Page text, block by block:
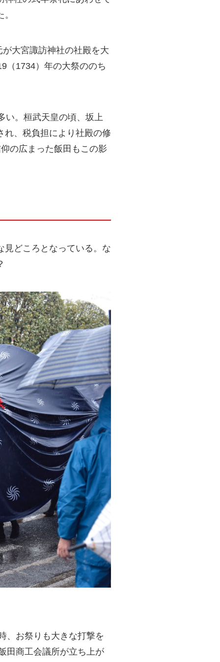
大宮諏訪神社の社殿を大
（1734）年の大祭ののち
い。桓武天皇の頃、坂上
れ、税負担により社殿の修
の広まった飯田もこの影
見どころとなっている。な
、お祭りも大きな打撃を
田商工会議所が立ち上が